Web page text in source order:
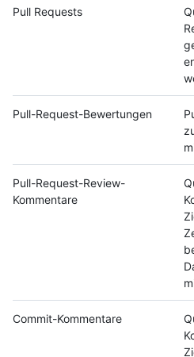
Pull Requests
Pull-Request-Bewertungen
Pull-Request-Review-
Kommentare
Commit-Kommentare